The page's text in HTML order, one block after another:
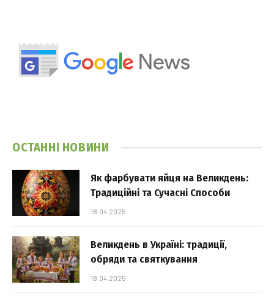
ОСТАННІ НОВИНИ
Як фарбувати яйця на Великдень:
Традиційні та Сучасні Способи
18.04.2025
Великдень в Україні: традиції,
обряди та святкування
18.04.2025